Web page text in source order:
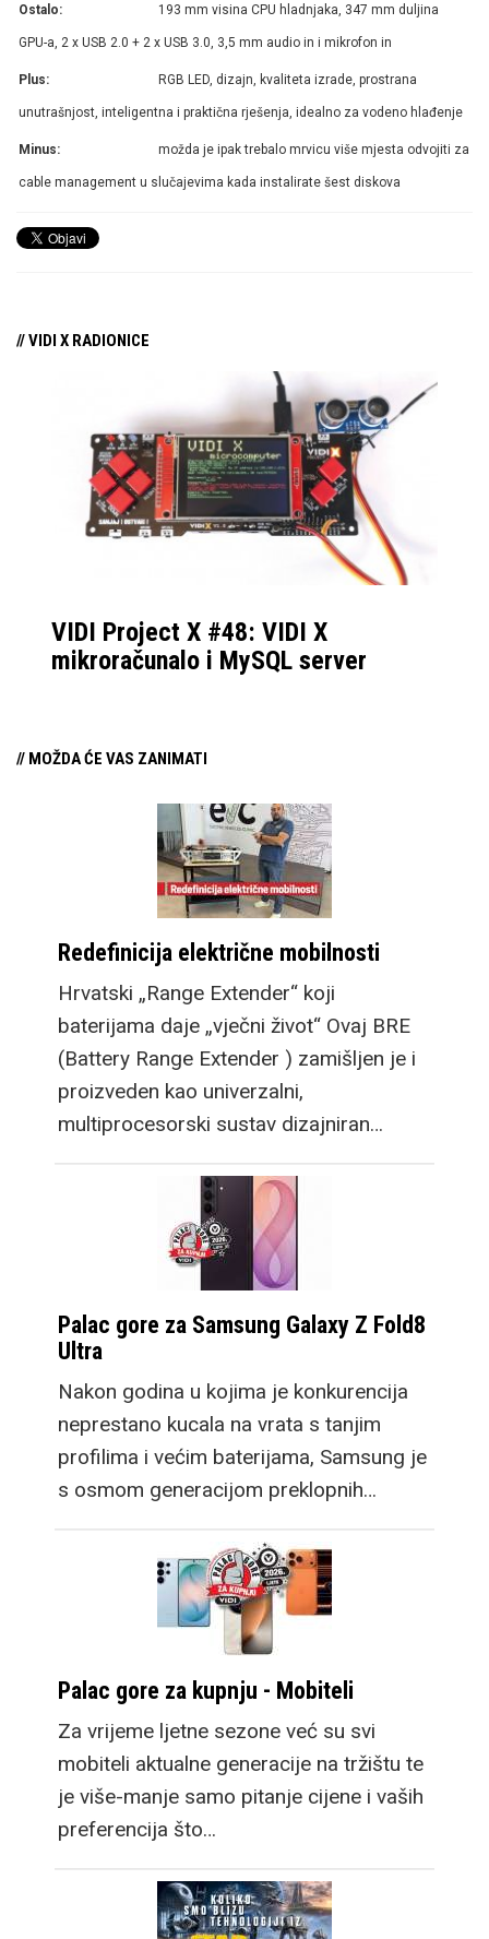
Ostalo: 193 mm visina CPU hladnjaka, 347 mm duljina
GPU-a, 2 x USB 2.0 + 2 x USB 3.0, 3,5 mm audio in i mikrofon in
Plus: RGB LED, dizajn, kvaliteta izrade, prostrana
unutrašnjost, inteligentna i praktična rješenja, idealno za vodeno hlađenje
Minus: možda je ipak trebalo mrvicu više mjesta odvojiti za
cable management u slučajevima kada instalirate šest diskova
// VIDI X RADIONICE
VIDI Project X #48: VIDI X
mikroračunalo i MySQL server
// MOŽDA ĆE VAS ZANIMATI
Redefinicija električne mobilnosti
Hrvatski „Range Extender“ koji
baterijama daje „vječni život“ Ovaj BRE
(Battery Range Extender ) zamišljen je i
proizveden kao univerzalni,
multiprocesorski sustav dizajniran…
Palac gore za Samsung Galaxy Z Fold8
Ultra
Nakon godina u kojima je konkurencija
neprestano kucala na vrata s tanjim
profilima i većim baterijama, Samsung je
s osmom generacijom preklopnih…
Palac gore za kupnju - Mobiteli
Za vrijeme ljetne sezone već su svi
mobiteli aktualne generacije na tržištu te
je više-manje samo pitanje cijene i vaših
preferencija što…